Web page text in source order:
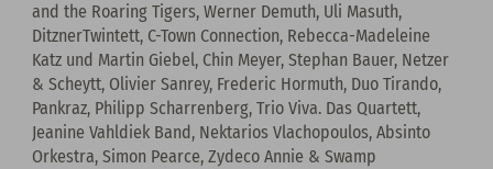
and the Roaring Tigers, Werner Demuth, Uli Masuth,
DitznerTwintett, C-Town Connection, Rebecca-Madeleine
Katz und Martin Giebel, Chin Meyer, Stephan Bauer, Netzer
& Scheytt, Olivier Sanrey, Frederic Hormuth, Duo Tirando,
Pankraz, Philipp Scharrenberg, Trio Viva. Das Quartett,
Jeanine Vahldiek Band, Nektarios Vlachopoulos, Absinto
Orkestra, Simon Pearce, Zydeco Annie & Swamp